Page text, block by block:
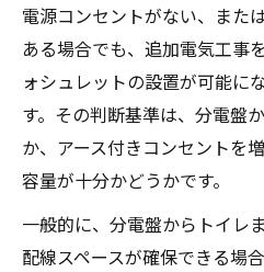
電源コンセントがない、また
ある場合でも、追加電気工事
ォシュレットの設置が可能に
す。その判断基準は、分電盤
か、アース付きコンセントを
容量が十分かどうかです。
一般的に、分電盤からトイレ
配線スペースが確保できる場